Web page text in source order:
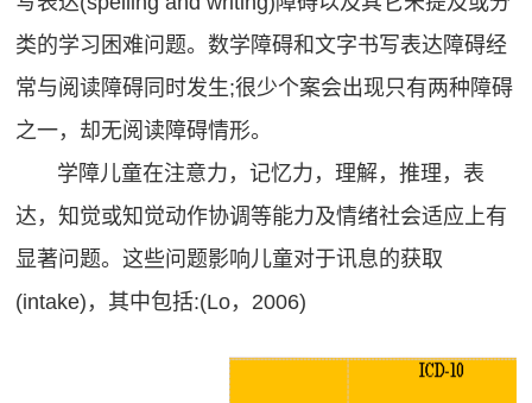
类的学习困难问题。数学障碍和文字书写表达障碍经
常与阅读障碍同时发生;很少个案会出现只有两种障碍
之一，却无阅读障碍情形。
学障儿童在注意力，记忆力，理解，推理，表
达，知觉或知觉动作协调等能力及情绪社会适应上有
显著问题。这些问题影响儿童对于讯息的获取
(intake)，其中包括:(Lo，2006)